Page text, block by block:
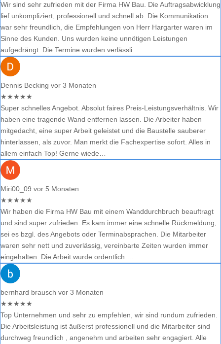
Wir sind sehr zufrieden mit der Firma HW Bau. Die Auftragsabwicklung
lief unkompliziert, professionell und schnell ab. Die Kommunikation
war sehr freundlich, die Empfehlungen von Herr Hargarter waren im
Sinne des Kunden. Uns wurden keine unnötigen Leistungen
aufgedrängt. Die Termine wurden verlässli…
Dennis Becking vor 3 Monaten
★★★★★
Super schnelles Angebot. Absolut faires Preis-Leistungsverhältnis. Wir
haben eine tragende Wand entfernen lassen. Die Arbeiter haben
mitgedacht, eine super Arbeit geleistet und die Baustelle sauberer
hinterlassen, als zuvor. Man merkt die Fachexpertise sofort. Alles in
allem einfach Top! Gerne wiede…
Miri00_09 vor 5 Monaten
★★★★★
Wir haben die Firma HW Bau mit einem Wanddurchbruch beauftragt
und sind super zufrieden. Es kam immer eine schnelle Rückmeldung,
sei es bzgl. des Angebots oder Terminabsprachen. Die Mitarbeiter
waren sehr nett und zuverlässig, vereinbarte Zeiten wurden immer
eingehalten. Die Arbeit wurde ordentlich …
bernhard brausch vor 3 Monaten
★★★★★
Top Unternehmen und sehr zu empfehlen, wir sind rundum zufrieden.
Die Arbeitsleistung ist äußerst professionell und die Mitarbeiter sind
durchweg freundlich , angenehm und arbeiten sehr engagiert. Alle